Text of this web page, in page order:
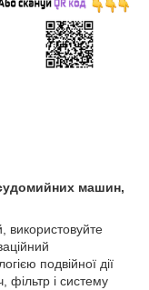
машин,
використовуйте
подвійної дії
фільтр і систему